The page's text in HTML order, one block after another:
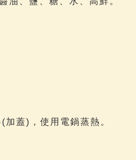
蓋)，使用電鍋蒸熱。